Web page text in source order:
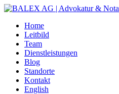
Zum
springenHome
Leitbild
Team
Dienstleistungen
Blog
Standorte
Kontakt
English